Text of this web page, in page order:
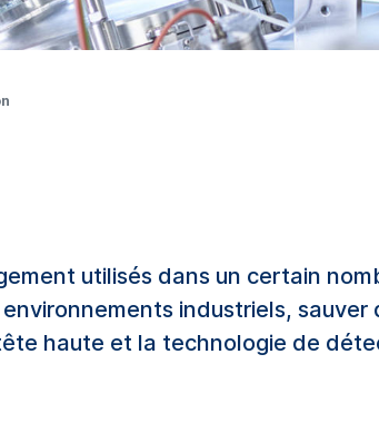
utilisés dans un certain
industriels,
haute et la technologie de